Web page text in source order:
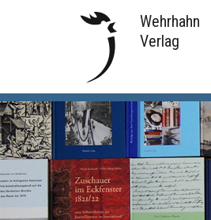
Wehrhahn
Verlag